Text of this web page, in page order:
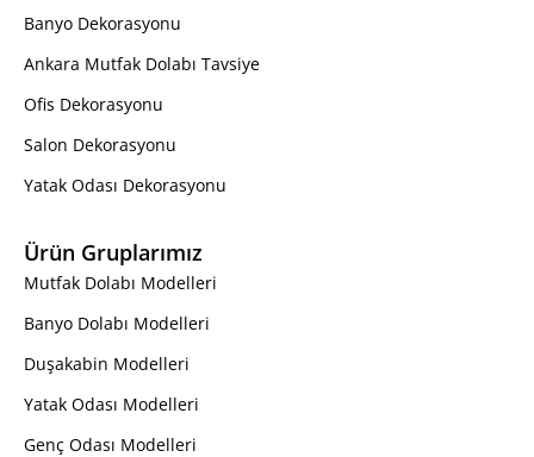
Banyo Dekorasyonu
Ankara Mutfak Dolabı Tavsiye
Ofis Dekorasyonu
Salon Dekorasyonu
Yatak Odası Dekorasyonu
Ürün Gruplarımız
Mutfak Dolabı Modelleri
Banyo Dolabı Modelleri
Duşakabin Modelleri
Yatak Odası Modelleri
Genç Odası Modelleri